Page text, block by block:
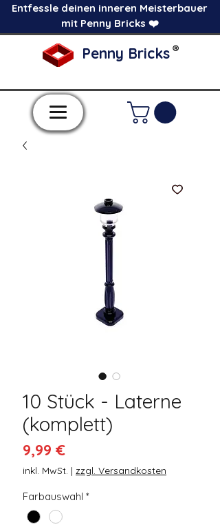
Entfessle deinen inneren Meisterbauer
mit Penny Bricks ❤️
Penny Bricks ®
10 Stück - Laterne
(komplett)
9,99 €Preis
inkl. MwSt. | zzgl. Versandkosten
Farbauswahl *